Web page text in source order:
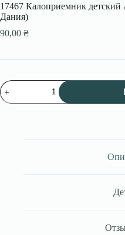
17467 Калоприемник детский
Дания)
90,00 ₴
Количество
товара
17467